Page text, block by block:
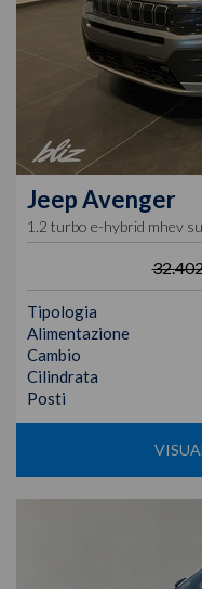
JeepAvenger
1.2 turbo e-hybrid mhev
Tipologia
Alimentazione
Cambio
Cilindrata
Posti